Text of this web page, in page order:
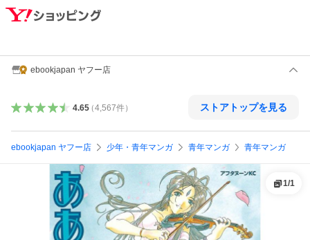
ebookjapan ヤフー店
4.65（4,567件） ストアトップを見る
ebookjapan ヤフー店 少年・青年マンガ 青年マンガ 青年マンガ
1/1